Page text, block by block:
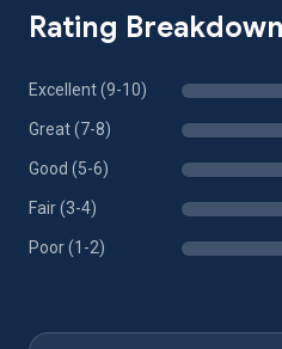
Rating Breakdown
Excellent (9-10)
Great (7-8)
Good (5-6)
Fair (3-4)
Poor (1-2)